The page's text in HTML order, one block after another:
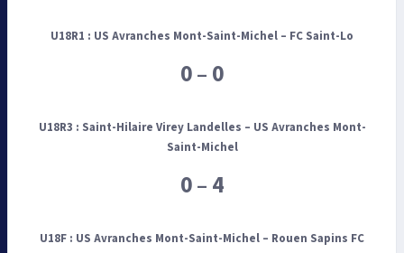
U18R1 : US Avranches Mont-Saint-Michel – FC Saint-Lo
0 – 0
U18R3 : Saint-Hilaire Virey Landelles – US Avranches Mont-
Saint-Michel
0 – 4
U18F : US Avranches Mont-Saint-Michel – Rouen Sapins FC